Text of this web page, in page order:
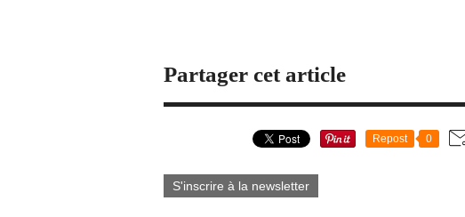
Partager cet article
Repost 0
S'inscrire à la newsletter